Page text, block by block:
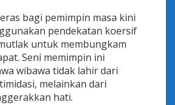
bagi pemimpin masa kini
pendekatan koersif
untuk membungkam
Seni memimpin ini
wibawa tidak lahir dari
melainkan dari
hati.